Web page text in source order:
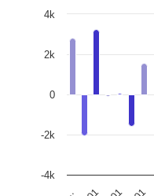
-4k
-2k
0
2k
4k